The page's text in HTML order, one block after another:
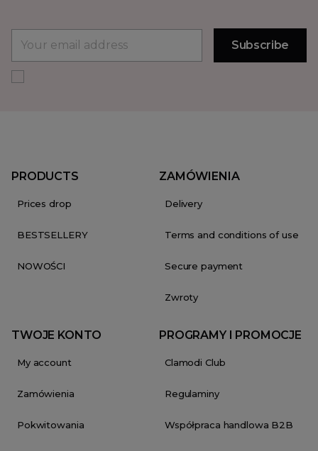
PRODUCTS
Prices drop
BESTSELLERY
NOWOŚCI
ZAMÓWIENIA
Delivery
Terms and conditions of use
Secure payment
Zwroty
TWOJE KONTO
My account
Zamówienia
Pokwitowania
PROGRAMY I PROMOCJE
Clamodi Club
Regulaminy
Współpraca handlowa B2B